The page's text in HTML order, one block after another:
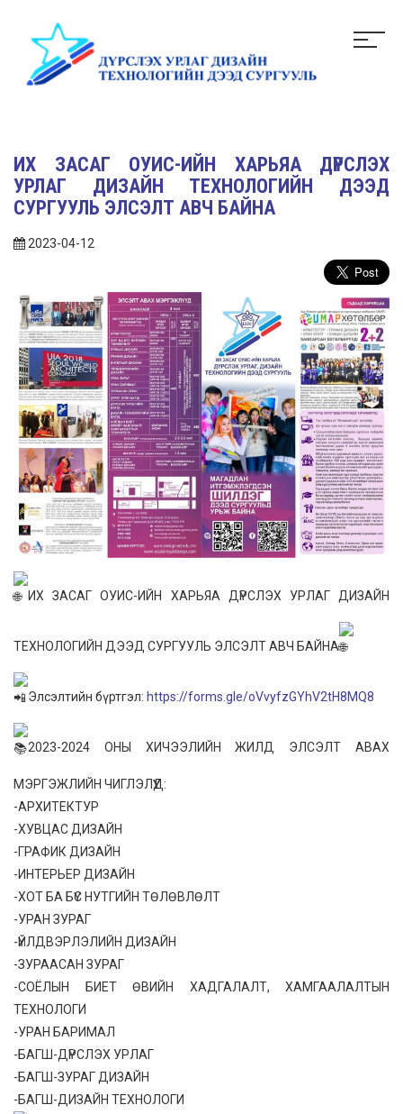
ИХ ЗАСАГ ОУИС-ИЙН ХАРЬЯА ДҮРСЛЭХ
УРЛАГ ДИЗАЙН ТЕХНОЛОГИЙН ДЭЭД
СУРГУУЛЬ ЭЛСЭЛТ АВЧ БАЙНА
2023-04-12
ИХ ЗАСАГ ОУИС-ИЙН ХАРЬЯА ДҮРСЛЭХ УРЛАГ ДИЗАЙН
ТЕХНОЛОГИЙН ДЭЭД СУРГУУЛЬ ЭЛСЭЛТ АВЧ БАЙНА
Элсэлтийн бүртгэл: https://forms.gle/oVvyfzGYhV2tH8MQ8
2023-2024 ОНЫ ХИЧЭЭЛИЙН ЖИЛД ЭЛСЭЛТ АВАХ
МЭРГЭЖЛИЙН ЧИГЛЭЛҮҮД:
-АРХИТЕКТУР
-ХУВЦАС ДИЗАЙН
-ГРАФИК ДИЗАЙН
-ИНТЕРЬЕР ДИЗАЙН
-ХОТ БА БҮС НУТГИЙН ТӨЛӨВЛӨЛТ
-УРАН ЗУРАГ
-ҮЙЛДВЭРЛЭЛИЙН ДИЗАЙН
-ЗУРААСАН ЗУРАГ
-СОЁЛЫН БИЕТ ӨВИЙН ХАДГАЛАЛТ, ХАМГААЛАЛТЫН
ТЕХНОЛОГИ
-УРАН БАРИМАЛ
-БАГШ-ДҮРСЛЭХ УРЛАГ
-БАГШ-ЗУРАГ ДИЗАЙН
-БАГШ-ДИЗАЙН ТЕХНОЛОГИ